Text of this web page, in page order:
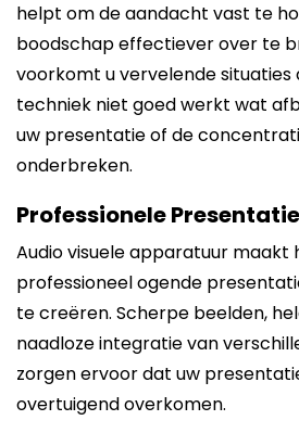
helpt om de aandacht vast te
boodschap effectiever over te
voorkomt u vervelende situaties
techniek niet goed werkt wat
uw presentatie of de
onderbreken.
Professionele
Audio visuele apparatuur maakt
professioneel ogende
te creëren. Scherpe beelden,
naadloze integratie van
zorgen ervoor dat uw
overtuigend overkomen.